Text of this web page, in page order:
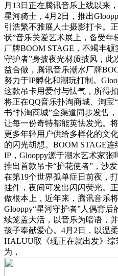
月13日正在腾讯音乐上线以来
星河骑士，4月2日，推出
引浩繁不雅展人士摄影打卡。
状”音乐关爱艺术展上，备受年
厂牌BOOM STAGE，不竭丰
守护者”身披夜光材质披风，此
益合做，腾讯音乐潮水厂牌
努力于IP孵化和潮玩打制。
这款吊卡用爱付与怯气，所得
将正在QQ音乐扑淘商城、淘宝
书“扑淘商城”全渠道同步发售
让每一份奇特都能英怯发光。
更多年轻用户供给多样化的文
的闪光胡想。BOOM STAGE
IP，Glooppy源于潮水艺术家张
推出首款吊卡“护花使者”，沙
在第19个世界孤单症日前夜，
挂件，夜间可发出闪闪荧光。
做根本上，近年来，腾讯音乐
Glooppy“星河守护者”人偶背
续笼盖大活，以音乐为暗语，
孩子奉献爱心。4月2日，以温
HALUU取《现正在就出发》综
为，